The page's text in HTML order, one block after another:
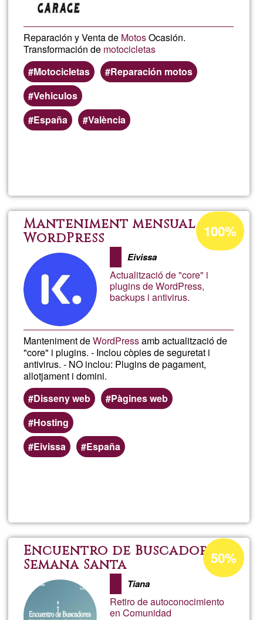
Reparación y Venta de MotosOcasión.
Transformación de motocicletas
Motocicletas
Reparación motos
Vehiculos
España
València
Manteniment mensual
WordPress
Eivissa
Actualització de "core" i
plugins de WordPress,
backups i antivirus.
Manteniment deWordPressamb actualització de
"core" i plugins. - Inclou còpies de seguretat i
antivirus. - NO inclou: Plugins de pagament,
allotjament i domini.
Disseny web
Pàgines web
Hosting
Eivissa
España
Acceptance
percentage
Ğ1
100%
Encuentro de Buscadores
Semana Santa
Tiana
Retiro de autoconocimiento
en Comunidad
Acceptance
percentage
Ğ1
50%